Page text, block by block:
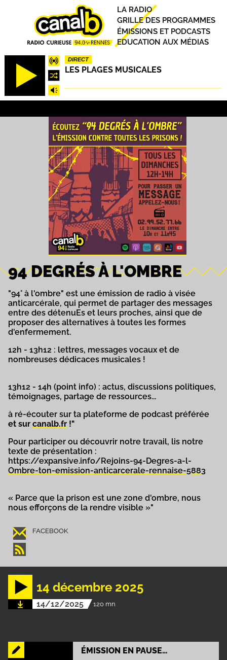
DIRECT
LES PLAGES MUSICALES
Principal
LA RADIO
GRILLE DES PROGRAMMES
ÉMISSIONS ET PODCASTS
EDUCATION AUX MÉDIAS
94 DEGRÉS À L'OMBRE
"94° à l'ombre" est une émission de radio à visée
anticarcérale, qui permet de partager des messages
entre des détenuEs et leurs proches, ainsi que de
proposer des alternatives à toutes les formes
d'enfermement.
12h - 13h12 : lettres, messages vocaux et de
nombreuses dédicaces musicales !
13h12 - 14h (point info) : actus, discussions politiques,
témoignages, partage de ressources...
à ré-écouter sur ta plateforme de podcast préférée
et sur canalb.fr !"
Pour participer ou découvrir notre travail, lis notre
texte de présentation :
https://expansive.info/Rejoins-94-Degres-a-l-
Ombre-ton-emission-anticarcerale-rennaise-5883
« Parce que la prison est une zone d'ombre, nous
nous efforçons de la rendre visible »"
FACEBOOK
ÉMISSION EN PAUSE…
14 décembre 2025
14/12/2025 120 mn